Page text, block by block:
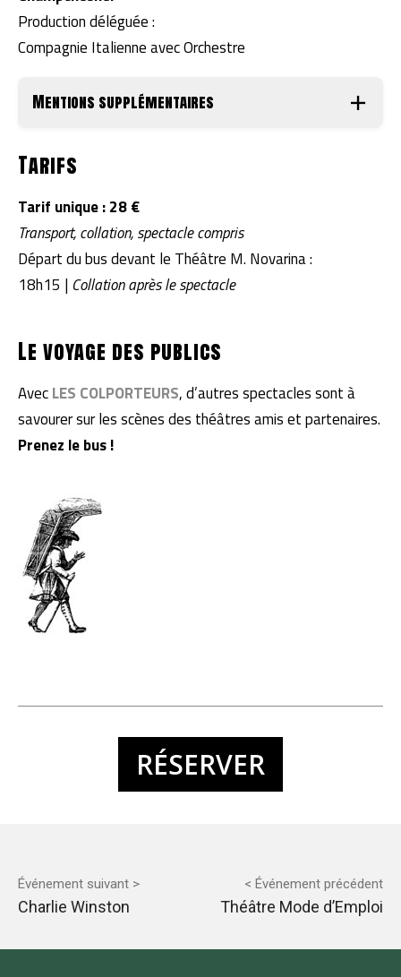
Production déléguée :
Compagnie Italienne avec Orchestre
Mentions supplémentaires
Tarifs
Tarif unique : 28 €
Transport, collation, spectacle compris
Départ du bus devant le Théâtre M. Novarina :
18h15 | Collation après le spectacle
Le voyage des publics
AvecLES COLPORTEURS, d’autres spectacles sont à
savourer sur les scènes des théâtres amis et partenaires.
Prenez le bus !
RÉSERVER
Événement suivant >
Charlie Winston
< Événement précédent
Théâtre Mode d’Emploi